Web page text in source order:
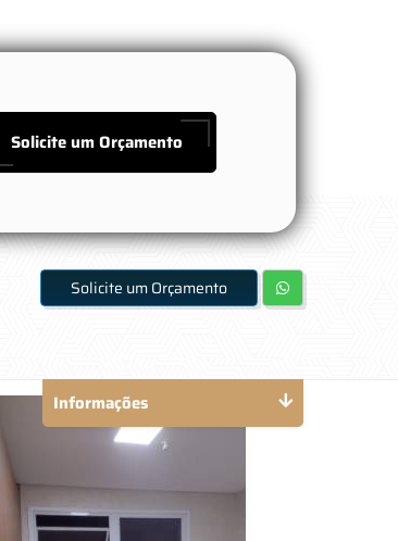
Solicite um Orçamento
Solicite um Orçamento
Informações